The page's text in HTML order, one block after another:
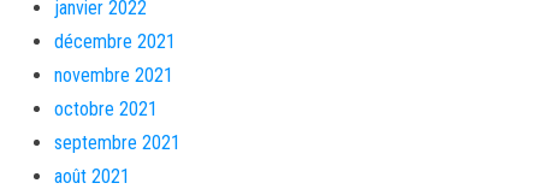
janvier 2022
décembre 2021
novembre 2021
octobre 2021
septembre 2021
août 2021